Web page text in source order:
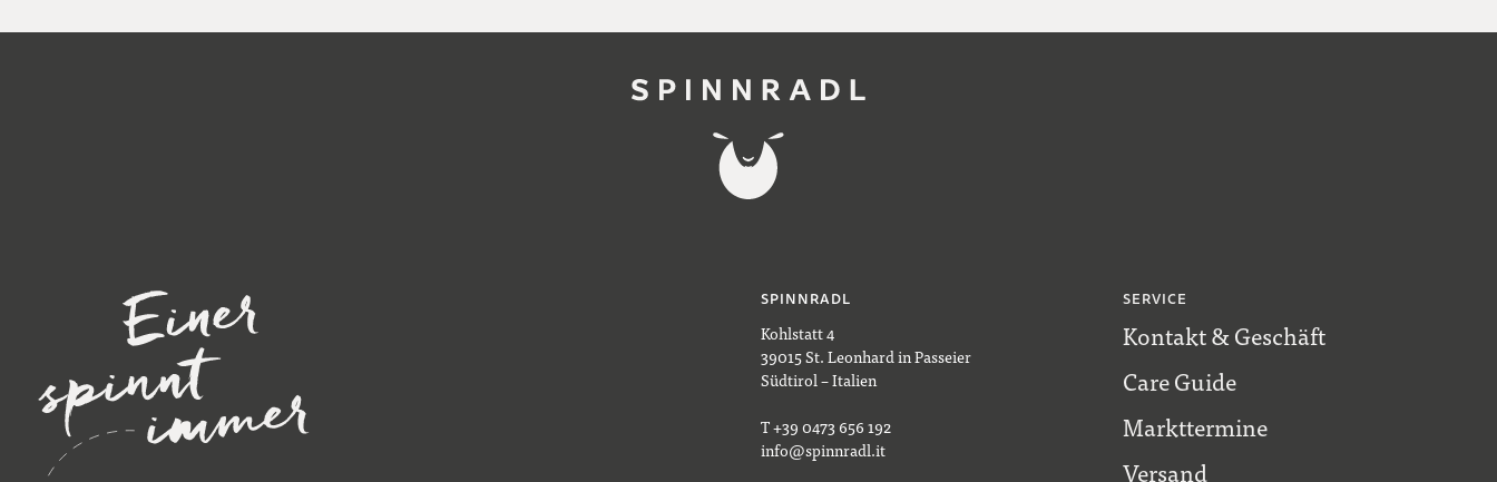
SPINNRADL
Kohlstatt 4
39015 St. Leonhard in Passeier
Südtirol – Italien
T +39 0473 656 192
info@spinnradl.it
SERVICE
Kontakt & Geschäft
Care Guide
Markttermine
Versand